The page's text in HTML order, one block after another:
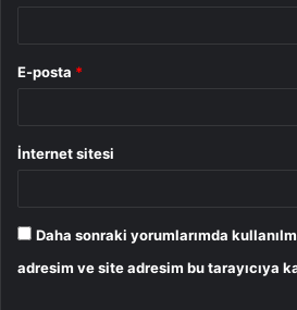
E-posta *
İnternet sitesi
Daha sonraki yorumlarımda
adresim ve site adresim bu tarayıcıya